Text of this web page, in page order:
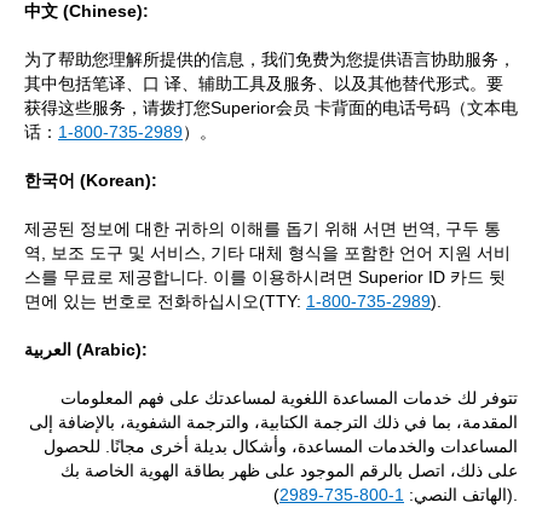
中文 (Chinese):
为了帮助您理解所提供的信息，我们免费为您提供语言协助服务，
其中包括笔译、口 译、辅助工具及服务、以及其他替代形式。要
获得这些服务，请拨打您Superior会员 卡背面的电话号码（文本电
话： 1-800-735-2989）。
한국어 (Korean):
제공된 정보에 대한 귀하의 이해를 돕기 위해 서면 번역, 구두 통
역, 보조 도구 및 서비스, 기타 대체 형식을 포함한 언어 지원 서비
스를 무료로 제공합니다. 이를 이용하시려면 Superior ID 카드 뒷
면에 있는 번호로 전화하십시오(TTY: 1-800-735-2989).
العربية (Arabic):
تتوفر لك خدمات المساعدة اللغوية لمساعدتك على فهم المعلومات
المقدمة، بما في ذلك الترجمة الكتابية، والترجمة الشفوية، بالإضافة إلى
المساعدات والخدمات المساعدة، وأشكال بديلة أخرى مجانًا. للحصول
على ذلك، اتصل بالرقم الموجود على ظهر بطاقة الهوية الخاصة بك
(الهاتف النصي: 1-800-735-2989